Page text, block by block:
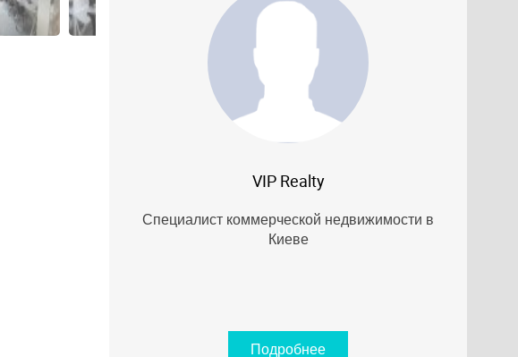
VIP Realty
Специалист коммерческой недвижимости в
Киеве
Подробнее